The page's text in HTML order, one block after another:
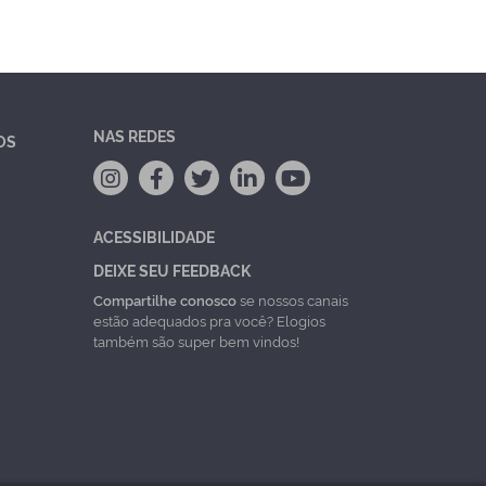
NAS REDES
ACESSIBILIDADE
DEIXE SEU FEEDBACK
Compartilhe conoscose nossos canais
estão adequados pra você? Elogios
também são super bem vindos!